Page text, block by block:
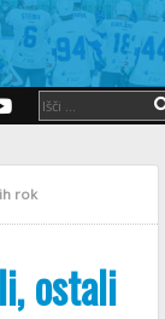
rok
ostali